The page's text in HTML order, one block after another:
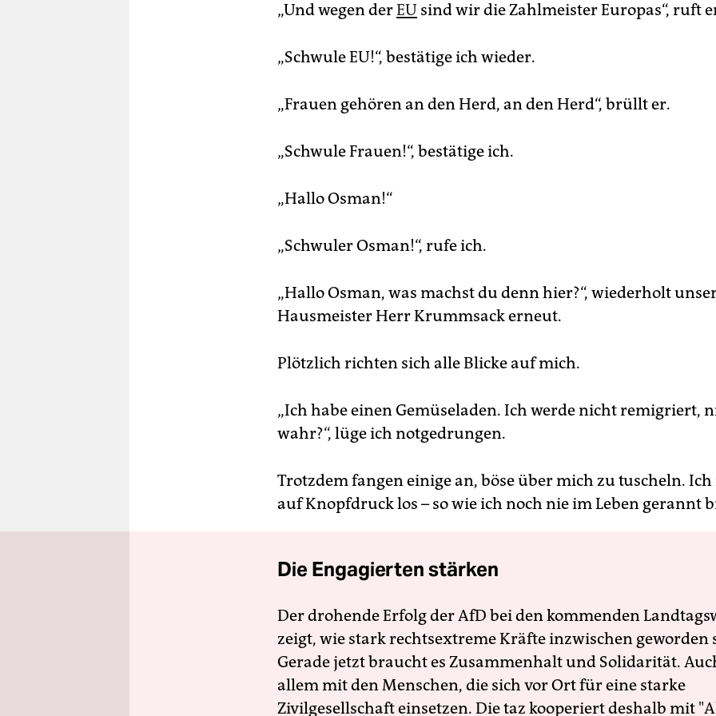
„Und wegen derEU sind wir die Zahlmeister Europas“, ruft
„Schwule EU!“, bestätige ich wieder.
„Frauen gehören an den Herd, an den Herd“, brüllt er.
„Schwule Frauen!“, bestätige ich.
„Hallo Osman!“
„Schwuler Osman!“, rufe ich.
„Hallo Osman, was machst du denn hier?“, wiederholt
Hausmeister Herr Krummsack erneut.
Plötzlich richten sich alle Blicke auf mich.
„Ich habe einen Gemüseladen. Ich werde nicht remigriert,
wahr?“, lüge ich notgedrungen.
Trotzdem fangen einige an, böse über mich zu tuscheln.
auf Knopfdruck los – so wie ich noch nie im Leben gerannt
Die Engagierten stärken
Der drohende Erfolg der AfD bei den kommenden
zeigt, wie stark rechtsextreme Kräfte inzwischen geworden
Gerade jetzt braucht es Zusammenhalt und Solidarität.
allem mit den Menschen, die sich vor Ort für eine starke
Zivilgesellschaft einsetzen. Die taz kooperiert deshalb mit